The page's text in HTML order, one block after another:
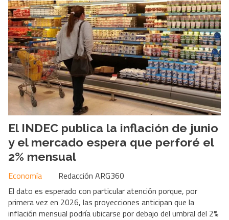
El INDEC publica la inflación de junio
y el mercado espera que perforé el
2% mensual
Redacción ARG360
Economía
El dato es esperado con particular atención porque, por
primera vez en 2026, las proyecciones anticipan que la
inflación mensual podría ubicarse por debajo del umbral del 2%